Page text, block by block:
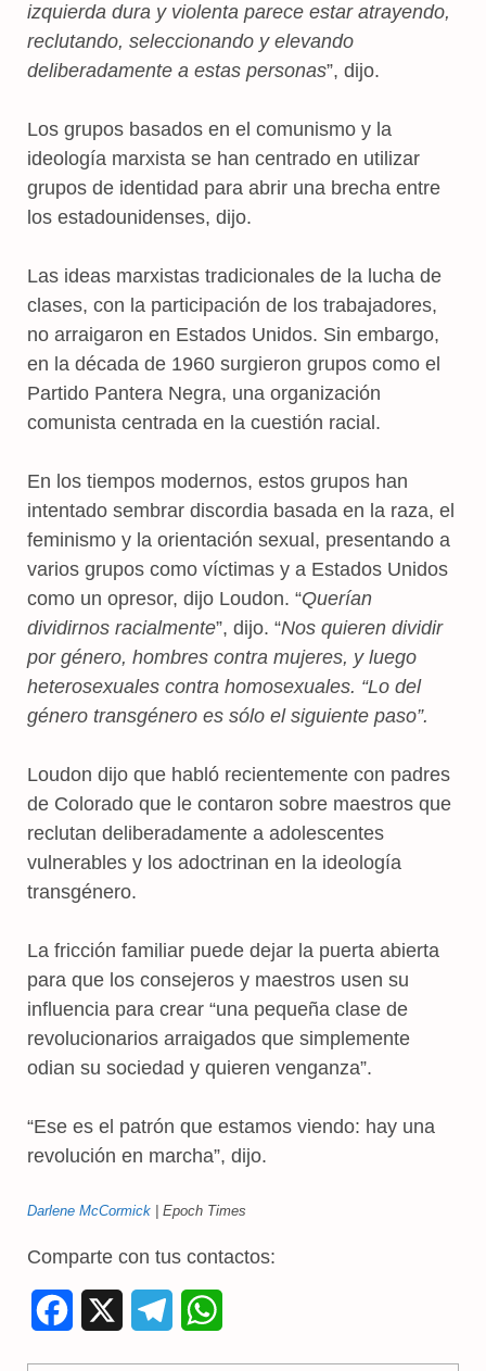
izquierda dura y violenta parece estar atrayendo,
reclutando, seleccionando y elevando
deliberadamente a estas personas”, dijo.
Los grupos basados ​​en el comunismo y la
ideología marxista se han centrado en utilizar
grupos de identidad para abrir una brecha entre
los estadounidenses, dijo.
Las ideas marxistas tradicionales de la lucha de
clases, con la participación de los trabajadores,
no arraigaron en Estados Unidos. Sin embargo,
en la década de 1960 surgieron grupos como el
Partido Pantera Negra, una organización
comunista centrada en la cuestión racial.
En los tiempos modernos, estos grupos han
intentado sembrar discordia basada en la raza, el
feminismo y la orientación sexual, presentando a
varios grupos como víctimas y a Estados Unidos
como un opresor, dijo Loudon. “Querían
dividirnos racialmente”, dijo. “Nos quieren dividir
por género, hombres contra mujeres, y luego
heterosexuales contra homosexuales. “Lo del
género transgénero es sólo el siguiente paso”.
Loudon dijo que habló recientemente con padres
de Colorado que le contaron sobre maestros que
reclutan deliberadamente a adolescentes
vulnerables y los adoctrinan en la ideología
transgénero.
La fricción familiar puede dejar la puerta abierta
para que los consejeros y maestros usen su
influencia para crear “una pequeña clase de
revolucionarios arraigados que simplemente
odian su sociedad y quieren venganza”.
“Ese es el patrón que estamos viendo: hay una
revolución en marcha”, dijo.
Darlene McCormick | Epoch Times
Comparte con tus contactos: